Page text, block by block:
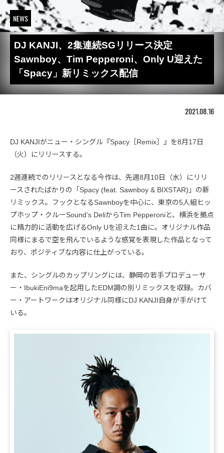
NEWS
DJ KANJI、2集連続SGリリース決定
Sawnboy、Tim Pepperoni、Only U迎えた
「Spacy」新リミックス配信
2021.08.16
DJ KANJIがニュー・シングル『Spacy［Remix］』を8月17日
（火）にリリースする。
2週連続でのリリースとなる今作は、先週8月10日（水）にリリ
ースされたばかりの「Spacy (feat. Sawnboy & BIXSTAR)」の新
リミックス。フックとなるSawnboyを中心に、東京の5人組ヒッ
プホップ・クルーSound’s DeliからTim Pepperoniと、横浜を拠点
に精力的に活動を広げるOnly Uを迎えた1曲に。オリジナル作品
同様にまるで空を飛んでいるような感覚を表現した作品となって
おり、ポジティブな内容に仕上がっている。
また、シングルのカップリングには、静岡の若手プロデューサ
ー・IbukiEni9maを起用したEDM調の別リミックスを収録。カバ
ー・アートワークはオリジナル同様にDJ KANJI自身が手がけて
いる。